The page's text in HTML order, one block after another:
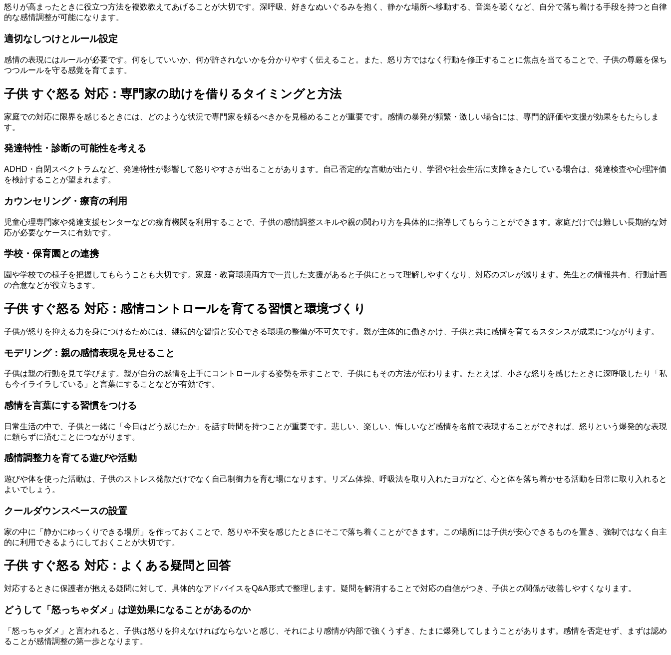
怒りが高まったときに役立つ方法を複数教えてあげることが大切です。深呼吸、好きなぬいぐるみを抱く、静かな場所へ移動する、音楽を聴くなど、自分で落ち着ける手段を持つと自律
的な感情調整が可能になります。
適切なしつけとルール設定
感情の表現にはルールが必要です。何をしていいか、何が許されないかを分かりやすく伝えること。また、怒り方ではなく行動を修正することに焦点を当てることで、子供の尊厳を保ち
つつルールを守る感覚を育てます。
子供 すぐ怒る 対応：専門家の助けを借りるタイミングと方法
家庭での対応に限界を感じるときには、どのような状況で専門家を頼るべきかを見極めることが重要です。感情の暴発が頻繁・激しい場合には、専門的評価や支援が効果をもたらしま
す。
発達特性・診断の可能性を考える
ADHD・自閉スペクトラムなど、発達特性が影響して怒りやすさが出ることがあります。自己否定的な言動が出たり、学習や社会生活に支障をきたしている場合は、発達検査や心理評価
を検討することが望まれます。
カウンセリング・療育の利用
児童心理専門家や発達支援センターなどの療育機関を利用することで、子供の感情調整スキルや親の関わり方を具体的に指導してもらうことができます。家庭だけでは難しい長期的な対
応が必要なケースに有効です。
学校・保育園との連携
園や学校での様子を把握してもらうことも大切です。家庭・教育環境両方で一貫した支援があると子供にとって理解しやすくなり、対応のズレが減ります。先生との情報共有、行動計画
の合意などが役立ちます。
子供 すぐ怒る 対応：感情コントロールを育てる習慣と環境づくり
子供が怒りを抑える力を身につけるためには、継続的な習慣と安心できる環境の整備が不可欠です。親が主体的に働きかけ、子供と共に感情を育てるスタンスが成果につながります。
モデリング：親の感情表現を見せること
子供は親の行動を見て学びます。親が自分の感情を上手にコントロールする姿勢を示すことで、子供にもその方法が伝わります。たとえば、小さな怒りを感じたときに深呼吸したり「私
も今イライラしている」と言葉にすることなどが有効です。
感情を言葉にする習慣をつける
日常生活の中で、子供と一緒に「今日はどう感じたか」を話す時間を持つことが重要です。悲しい、楽しい、悔しいなど感情を名前で表現することができれば、怒りという爆発的な表現
に頼らずに済むことにつながります。
感情調整力を育てる遊びや活動
遊びや体を使った活動は、子供のストレス発散だけでなく自己制御力を育む場になります。リズム体操、呼吸法を取り入れたヨガなど、心と体を落ち着かせる活動を日常に取り入れると
よいでしょう。
クールダウンスペースの設置
家の中に「静かにゆっくりできる場所」を作っておくことで、怒りや不安を感じたときにそこで落ち着くことができます。この場所には子供が安心できるものを置き、強制ではなく自主
的に利用できるようにしておくことが大切です。
子供 すぐ怒る 対応：よくある疑問と回答
対応するときに保護者が抱える疑問に対して、具体的なアドバイスをQ&A形式で整理します。疑問を解消することで対応の自信がつき、子供との関係が改善しやすくなります。
どうして「怒っちゃダメ」は逆効果になることがあるのか
「怒っちゃダメ」と言われると、子供は怒りを抑えなければならないと感じ、それにより感情が内部で強くうずき、たまに爆発してしまうことがあります。感情を否定せず、まずは認め
ることが感情調整の第一歩となります。